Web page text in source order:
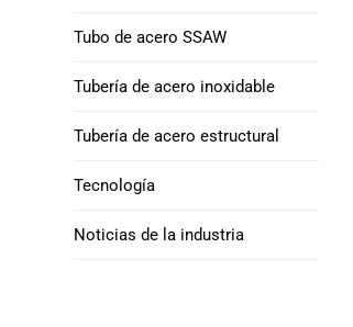
TUBO DE CARCASA
carcasa
Tubo de acero SSAW
Tubería de acero inoxidable
Tubería de acero estructural
Tecnología
Noticias de la industria